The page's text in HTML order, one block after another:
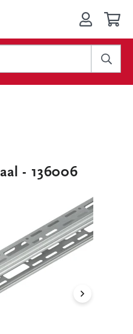
- 136006